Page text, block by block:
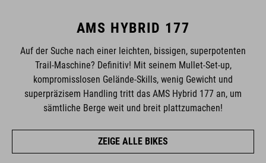
AMS HYBRID 177
Auf der Suche nach einer leichten, bissigen, superpotenten
Trail-Maschine? Definitiv! Mit seinem Mullet-Set-up,
kompromisslosen Gelände-Skills, wenig Gewicht und
superpräzisem Handling tritt das AMS Hybrid 177 an, um
sämtliche Berge weit und breit plattzumachen!
ZEIGE ALLE BIKES